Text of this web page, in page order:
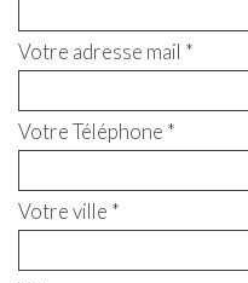
Votre adresse mail *
Votre Téléphone *
Votre ville *